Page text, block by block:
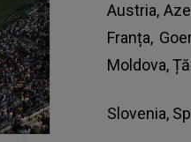
Austria,
Franța,
Moldova,
Slovenia,